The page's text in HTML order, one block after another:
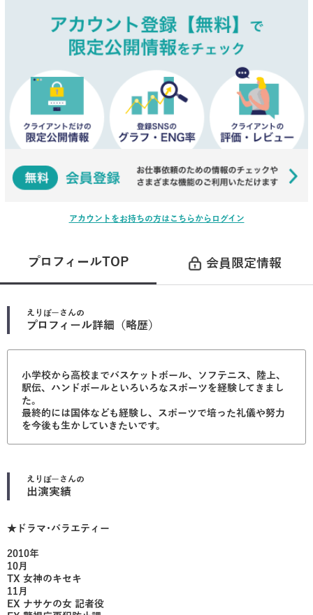
アカウントをお持ちの方はこちらからログイン
プロフィールTOP 会員限定情報
えりぼー さんの
プロフィール詳細（略歴）
小学校から高校までバスケットボール、ソフテニス、陸上、
駅伝、ハンドボールといろいろなスポーツを経験してきまし
た。
最終的には国体なども経験し、スポーツで培った礼儀や努力
を今後も生かしていきたいです。
えりぼー さんの
出演実績
★ドラマ･バラエティー
2010年
10月
TX 女神のキセキ
11月
EX ナサケの女 記者役